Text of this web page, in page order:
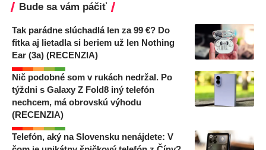
Bude sa vám páčiť
Tak parádne slúchadlá len za 99 €? Do
fitka aj lietadla si beriem už len Nothing
Ear (3a) (RECENZIA)
Nič podobné som v rukách nedržal. Po
týždni s Galaxy Z Fold8 iný telefón
nechcem, má obrovskú výhodu
(RECENZIA)
Telefón, aký na Slovensku nenájdete: V